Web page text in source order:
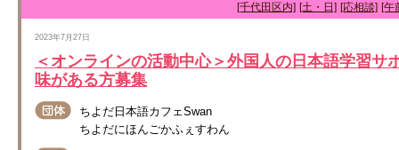
[千代田区内] [土・日] [応相談] [午
2023年7月27日
＜オンラインの活動中心＞外国人の日本語学習サ
味がある方募集
ちよだ日本語カフェSwan
ちよだにほんごかふぇすわん